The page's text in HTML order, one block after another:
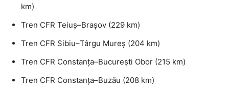
km)
Tren CFR Teiuș–Brașov (229 km)
Tren CFR Sibiu–Târgu Mureș (204 km)
Tren CFR Constanța–București Obor (215 km)
Tren CFR Constanța–Buzău (208 km)